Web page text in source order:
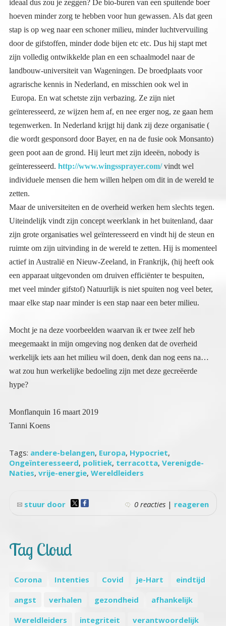
geïnteresseerd. http://www.wingssprayer.com/ vindt wel
individuele mensen die hem willen helpen om dit in de wereld te
zetten.
Maar de universiteiten en de overheid werken hem slechts tegen.
Uiteindelijk vindt zijn concept weerklank in het buitenland, daar
zijn grote organisaties wel geïnteresseerd en vindt hij de steun en
ruimte om zijn uitvinding in de wereld te zetten. Hij is momenteel
actief in Australië en Nieuw-Zeeland, in Frankrijk, (hij heeft ook
een apparaat uitgevonden om druiven efficiënter te bespuiten,
met veel minder gifstof) Natuurlijk is niet spuiten nog veel beter,
maar elke stap naar minder is een stap naar een beter milieu.
Mocht je na deze voorbeelden waarvan ik er twee zelf heb
meegemaakt in mijn omgeving nog denken dat de overheid
werkelijk iets aan het milieu wil doen, denk dan nog eens na…
wat zou hun werkelijke bedoeling zijn met deze gecreëerde
hype?
Monflanquin 16 maart 2019
Tanni Koens
Tags: andere-belangen, Europa, Hypocriet,
Ongeïnteresseerd, politiek, terracotta, Verenigde-
Naties, vrije-energie, Wereldleiders
0 reacties | reageren
stuur door
Tag Cloud
Corona Intenties Covid je-Hart
eindtijd
angst
verhalen gezondheid
afhankelijk
Wereldleiders
integriteit
verantwoordelijk